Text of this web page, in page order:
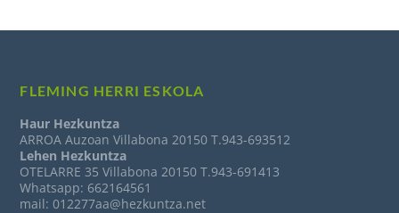
FLEMING HERRI ESKOLA
Haur Hezkuntza
ARROA Auzoan Villabona 20150 T.943-693512
Lehen Hezkuntza
OTELARRE 35 Villabona 20150 T.943-691413
Whatsapp: 662164561
mail: 012277aa@hezkuntza.net